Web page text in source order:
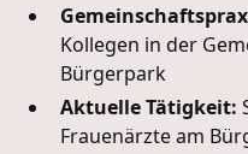
Kollegen in der
Bürgerpark
Aktuelle Tätigkeit:
Frauenärzte am